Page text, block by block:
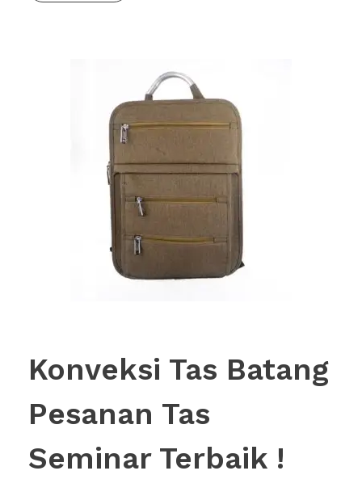
Konveksi Tas Batang
Pesanan Tas
Seminar Terbaik !